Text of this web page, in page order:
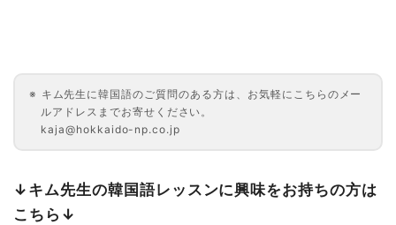
キム先生に韓国語のご質問のある方は、お気軽にこちらのメー
ルアドレスまでお寄せください。
kaja@hokkaido-np.co.jp
↓キム先生の韓国語レッスンに興味をお持ちの方は
こちら↓